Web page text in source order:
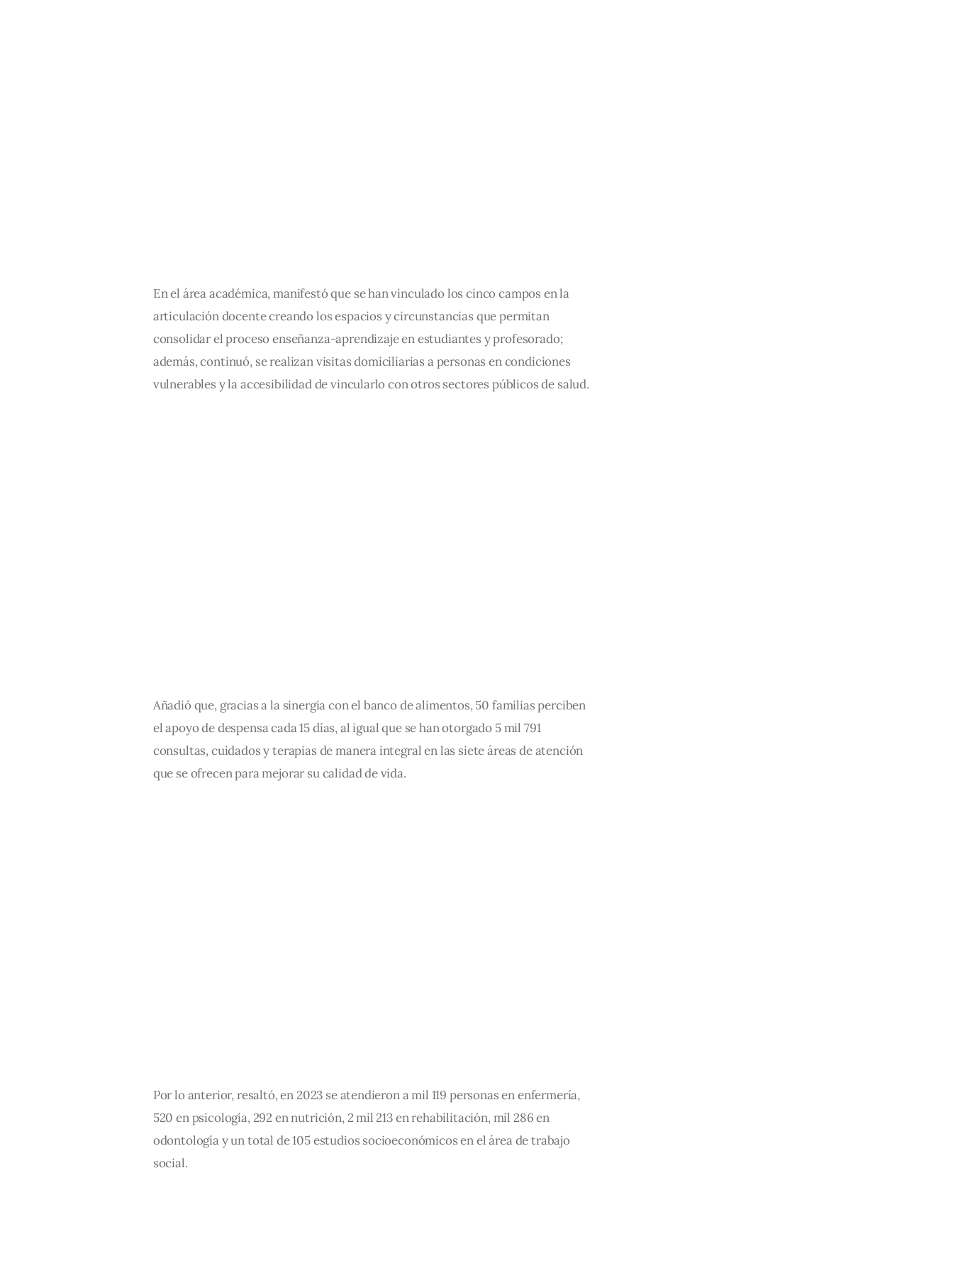
En el área académica, manifestó que se han vinculado los cinco campos en la
articulación docente creando los espacios y circunstancias que permitan
consolidar el proceso enseñanza-aprendizaje en estudiantes y profesorado;
además, continuó, se realizan visitas domiciliarias a personas en condiciones
vulnerables y la accesibilidad de vincularlo con otros sectores públicos de salud.
Añadió que, gracias a la sinergia con el banco de alimentos, 50 familias perciben
el apoyo de despensa cada 15 días, al igual que se han otorgado 5 mil 791
consultas, cuidados y terapias de manera integral en las siete áreas de atención
que se ofrecen para mejorar su calidad de vida.
Por lo anterior, resaltó, en 2023 se atendieron a mil 119 personas en enfermería,
520 en psicología, 292 en nutrición, 2 mil 213 en rehabilitación, mil 286 en
odontología y un total de 105 estudios socioeconómicos en el área de trabajo
social.